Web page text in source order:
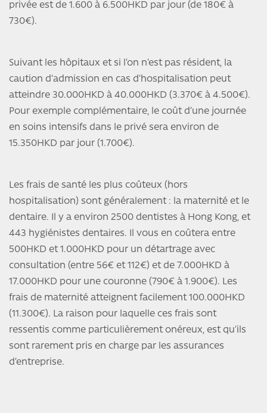
privée est de 1.600 à 6.500HKD par jour (de 180€ à
730€).
Suivant les hôpitaux et si l’on n’est pas résident, la
caution d’admission en cas d’hospitalisation peut
atteindre 30.000HKD à 40.000HKD (3.370€ à 4.500€).
Pour exemple complémentaire, le coût d’une journée
en soins intensifs dans le privé sera environ de
15.350HKD par jour (1.700€).
Les frais de santé les plus coûteux (hors
hospitalisation) sont généralement : la maternité et le
dentaire. Il y a environ 2500 dentistes à Hong Kong, et
443 hygiénistes dentaires. Il vous en coûtera entre
500HKD et 1.000HKD pour un détartrage avec
consultation (entre 56€ et 112€) et de 7.000HKD à
17.000HKD pour une couronne (790€ à 1.900€). Les
frais de maternité atteignent facilement 100.000HKD
(11.300€). La raison pour laquelle ces frais sont
ressentis comme particulièrement onéreux, est qu’ils
sont rarement pris en charge par les assurances
d’entreprise.